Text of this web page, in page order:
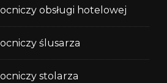
obsługi hotelowej
ślusarza
stolarza